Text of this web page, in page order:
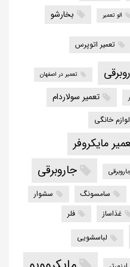
الو تعمیر بخارشو
تعمیر اتوپرس
تعمیر در اصفهان
تعمیر سولاردام
خانگی
مایکروفر
جاروبرقی
سامسونگ
سشوار
غذاساز فلر
لباسشویی